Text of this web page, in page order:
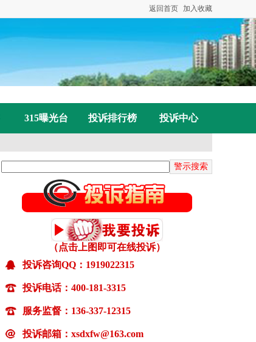
返回首页 加入收藏
315曝光台 投诉排行榜 投诉中心
（点击上图即可在线投诉）
投诉咨询QQ：1919022315
投诉电话：400-181-3315
服务监督：136-337-12315
投诉邮箱：xsdxfw@163.com
已受理：岳先生投诉许昌市建安区许由街道轩艺发
已收到:范女士投诉成都科瑞哲教育科技有限公
已收到：陈女士投诉永威森林花语房屋顶板多处裂
已收到：杨先生投诉深圳聚和文化有限公司虚假宣
已收到：潘女士投诉惠普打印机实物和描述不符
已受理：张先生投诉民生通讯号码无法激活
已受理：何先生投诉携程网
已受理：张先生投诉拼多多平台要求支持合理述求
已收到：杨先生投诉雅迪京东自营旗舰店不按时开
已收到：向女士投诉说客英语将客户未消费课时清
已受理：黄先生投诉票牛网霸王条款拒不退款、态
已收到：魏先生投诉山东联通私自给用用户办理流
已受理：陈先生投诉嘟嘟网络游戏服务网
已收到：江苏盖女士投诉郑州爱美丽嘉玺整形美容
已收到：吕先生投诉平顶山森茂物业
已收到：信阳王同学投诉河南新华电脑学院